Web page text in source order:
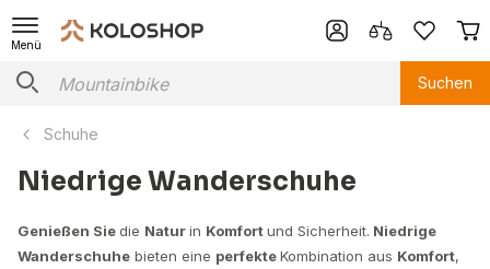
Menü
Suchen
Schuhe
Niedrige Wanderschuhe
Genießen Siedie Naturin Komfortund Sicherheit. Niedrige
Wanderschuhe bieten eine perfekteKombination aus Komfort,